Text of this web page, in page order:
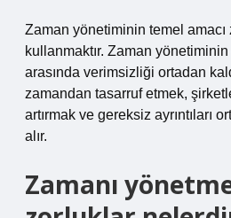
Zaman yönetiminin temel amacı
kullanmaktır. Zaman
arasında verimsizliği ortadan
zamandan tasarruf etmek,
artırmak ve gereksiz ayrıntıları
alır.
Zamanı